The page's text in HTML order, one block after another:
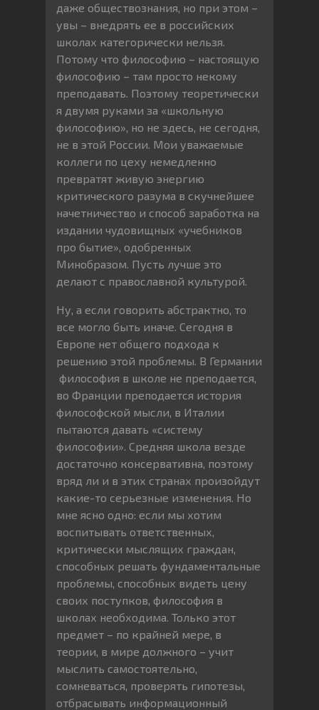
даже обществознания, но при этом –
увы – внедрять ее в российских
школах категорически нельзя.
Потому что философию – настоящую
философию – там просто некому
преподавать. Поэтому теоретически
я двумя руками за «школьную
философию», но не здесь, не сегодня,
не в этой России. Мои уважаемые
коллеги по цеху немедленно
превратят живую энергию
критического разума в скучнейшее
начетничество и способ заработка на
издании чудовищных «учебников
про бытие», одобренных
Минобразом. Пусть лучше это
делают с православной культурой.
Ну, а если говорить абстрактно, то
все могло быть иначе. Сегодня в
Европе нет общего подхода к
решению этой проблемы. В Германии
философия в школе не преподается,
во Франции преподается история
философской мысли, в Италии
пытаются давать «систему
философии». Средняя школа везде
достаточно консервативна, поэтому
вряд ли и в этих странах произойдут
какие-то серьезные изменения. Но
мне ясно одно: если мы хотим
воспитывать ответственных,
критически мыслящих граждан,
способных решать фундаментальные
проблемы, способных видеть цену
своих поступков, философия в
школах необходима. Только этот
предмет – по крайней мере, в
теории, в мире должного – учит
мыслить самостоятельно,
сомневаться, проверять гипотезы,
отбрасывать информационный